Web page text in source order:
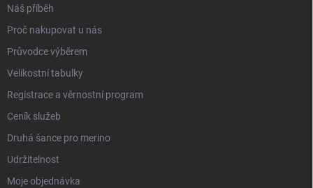
Náš příběh
Proč nakupovat u nás
Průvodce výběrem
Velikostní tabulky
Registrace a věrnostní program
Ceník služeb
Druhá šance pro merino
Udržitelnost
Moje objednávka